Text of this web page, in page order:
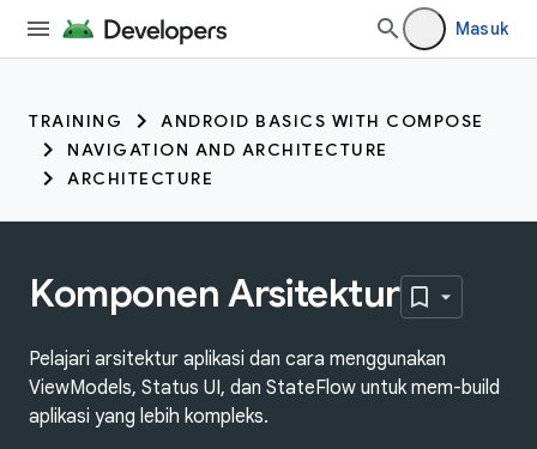
Masuk
TRAINING
ANDROID BASICS WITH COMPOSE
NAVIGATION AND ARCHITECTURE
ARCHITECTURE
Komponen Arsitektur
Pelajari arsitektur aplikasi dan cara menggunakan
ViewModels, Status UI, dan StateFlow untuk mem-build
aplikasi yang lebih kompleks.